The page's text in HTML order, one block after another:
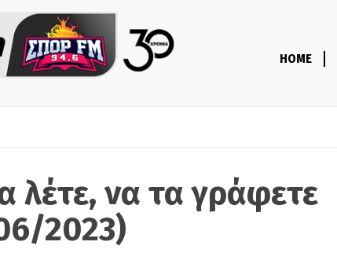
HOME
λέτε, να τα γράφετε
2023)